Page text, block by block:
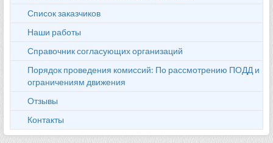
Список заказчиков
Наши работы
Справочник согласующих организаций
Порядок проведения комиссий: По рассмотрению ПОДД и
ограничениям движения
Отзывы
Контакты